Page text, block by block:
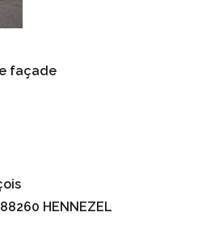
façade
HENNEZEL